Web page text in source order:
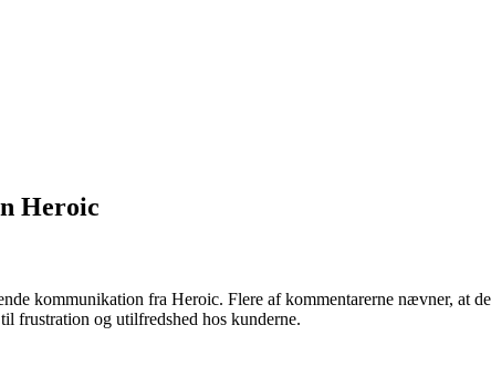
Heroic
kommunikation fra Heroic. Flere af kommentarerne nævner, at
frustration og utilfredshed hos kunderne.